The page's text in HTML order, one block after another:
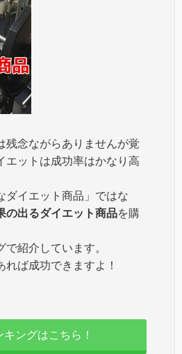
残念ながらありませんが覚
エットは成功率はかなり高
ダイエット商品」ではな
の出るダイエット商品を購
紹介しています。
れば成功できますよ！
ングはこちら！